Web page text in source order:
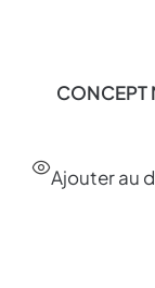
Ajouter au